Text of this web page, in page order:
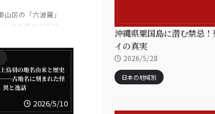
と同時に、消えに
ある。…お気づきだ
く、谷筋と尾根筋が
。こうした場所は
山区の「六波羅」
しての華やぎの陰
地である。清水寺や
の一帯は、いまでは
に見えるが、平安末
かけては、朝廷と武
重なる場所だった。
2026/5/10
沖縄県粟国島に潜む禁忌
イの真実
2026/5/28
日本の地域別